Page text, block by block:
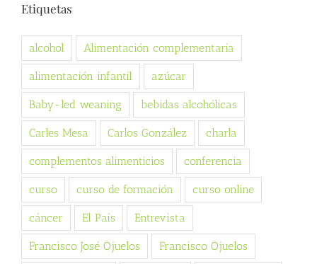
Etiquetas
alcohol Alimentación complementaria
alimentación infantil azúcar
Baby-led weaning bebidas alcohólicas
Carles Mesa Carlos González charla
complementos alimenticios conferencia
curso curso de formación curso online
cáncer El País Entrevista
Francisco José Ojuelos Francisco Ojuelos